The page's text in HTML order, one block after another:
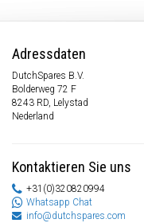
Adressdaten
DutchSpares B.V.
Bolderweg 72 F
8243 RD, Lelystad
Nederland
Kontaktieren Sie uns
+31(0)320820994
Whatsapp Chat
info@dutchspares.com